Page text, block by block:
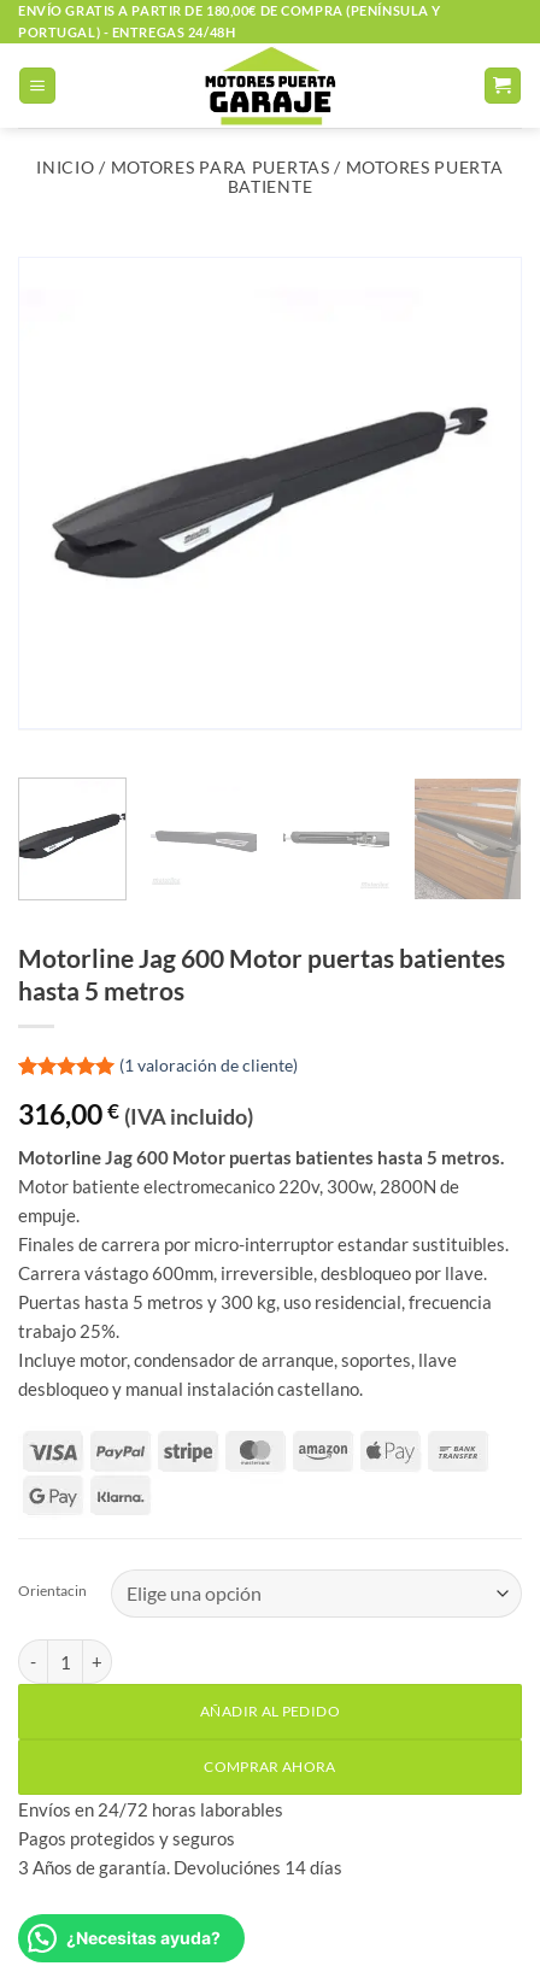
Saltar
al
contenido
ENVÍO GRATIS A PARTIR DE 180,00€ DE COMPRA (PENÍNSULA Y
PORTUGAL) - ENTREGAS 24/48H
INICIO / MOTORES PARA PUERTAS / MOTORES PUERTA
BATIENTE
Motorline Jag 600 Motor puertas batientes
hasta 5 metros
con5 de 5
en base a
valoración
cliente
(1valoración de cliente)
316,00€ (IVA incluido)
Motorline Jag 600 Motor puertas batientes hasta 5 metros.
Motor batiente electromecanico 220v, 300w, 2800N de
empuje.
Finales de carrera por micro-interruptor estandar sustituibles.
Carrera vástago 600mm, irreversible, desbloqueo por llave.
Puertas hasta 5 metros y 300 kg, uso residencial, frecuencia
trabajo 25%.
Incluye motor, condensador de arranque, soportes, llave
desbloqueo y manual instalación castellano.
Orientacin
Motorline Jag 600 Motor puertas batientes hasta 5 metros
AÑADIR AL PEDIDO
COMPRAR AHORA
Envíos en 24/72 horas laborables
Pagos protegidos y seguros
3 Años de garantía. Devoluciónes 14 días
¿Necesitas ayuda?